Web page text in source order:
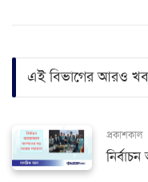
এই বিভাগের আরও
প্রকাশকাল